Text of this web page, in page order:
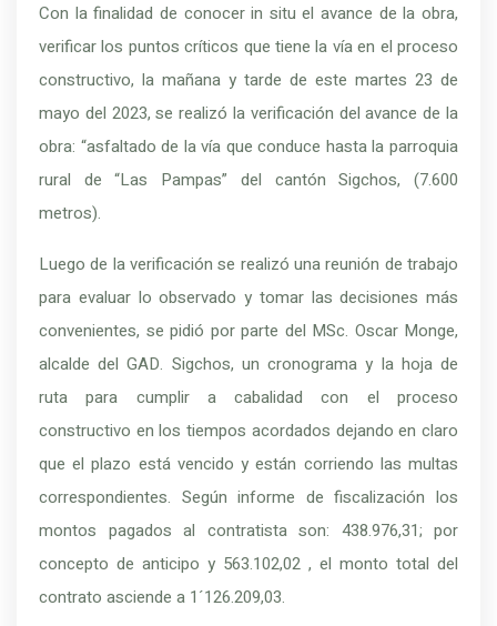
Con la finalidad de conocer in situ el avance de la obra,
verificar los puntos críticos que tiene la vía en el proceso
constructivo, la mañana y tarde de este martes 23 de
mayo del 2023, se realizó la verificación del avance de la
obra: “asfaltado de la vía que conduce hasta la parroquia
rural de “Las Pampas” del cantón Sigchos, (7.600
metros).
Luego de la verificación se realizó una reunión de trabajo
para evaluar lo observado y tomar las decisiones más
convenientes, se pidió por parte del MSc. Oscar Monge,
alcalde del GAD. Sigchos, un cronograma y la hoja de
ruta para cumplir a cabalidad con el proceso
constructivo en los tiempos acordados dejando en claro
que el plazo está vencido y están corriendo las multas
correspondientes. Según informe de fiscalización los
montos pagados al contratista son: 438.976,31; por
concepto de anticipo y 563.102,02 , el monto total del
contrato asciende a 1´126.209,03.